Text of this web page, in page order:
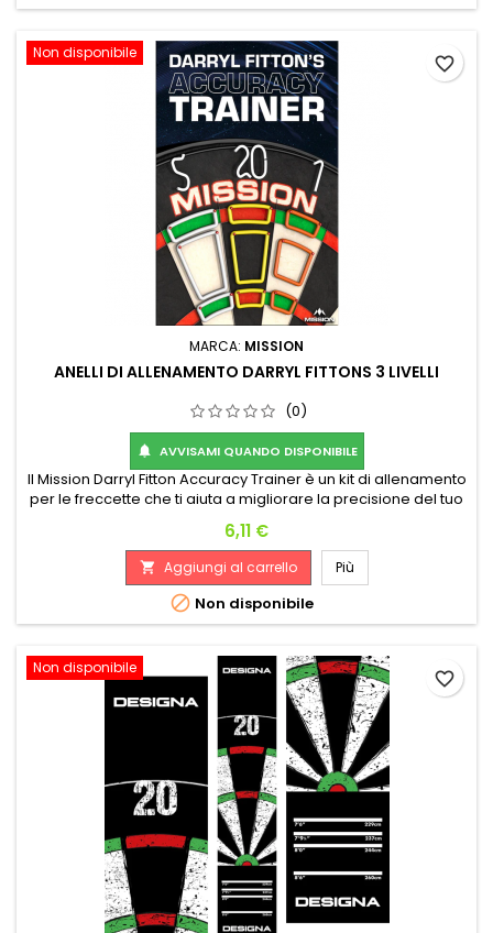
Non disponibile
MARCA: MISSION
ANELLI DI ALLENAMENTO DARRYL FITTONS 3 LIVELLI
(0)
 AVVISAMI QUANDO DISPONIBILE
Il Mission Darryl Fitton Accuracy Trainer è un kit di allenamento
per le freccette che ti aiuta a migliorare la precisione del tuo
giocatori presso Mission Darts e questo kit di allenamento è
stato sviluppato per aiutare i giocatori a colpire aree
specifiche sul tabellone. I pezzi di allenamento si...
Prezzo
6,11 €
 Aggiungi al carrello Più
 Non disponibile
favorite_border
Non disponibile
favorite_border